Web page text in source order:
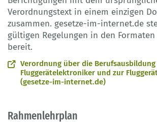
Verordnungstext in einem einzigen
zusammen. gesetze-im-internet.de
gültigen Regelungen in den Formaten
bereit.
Verordnung über die Berufsausbildung
Fluggerätelektroniker und zur
(gesetze-im-internet.de)
Rahmenlehrplan